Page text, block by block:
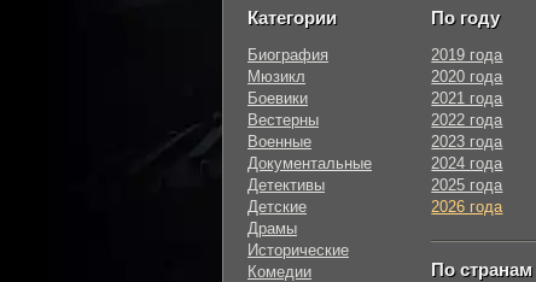
Категории
Биография
Мюзикл
Боевики
Вестерны
Военные
Документальные
Детективы
Детские
Драмы
Исторические
Комедии
По году
2019 года
2020 года
2021 года
2022 года
2023 года
2024 года
2025 года
2026 года
По странам